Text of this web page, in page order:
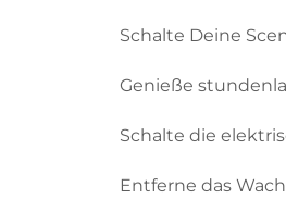
Schalte Deine
Genieße
Schalte die
Entferne das